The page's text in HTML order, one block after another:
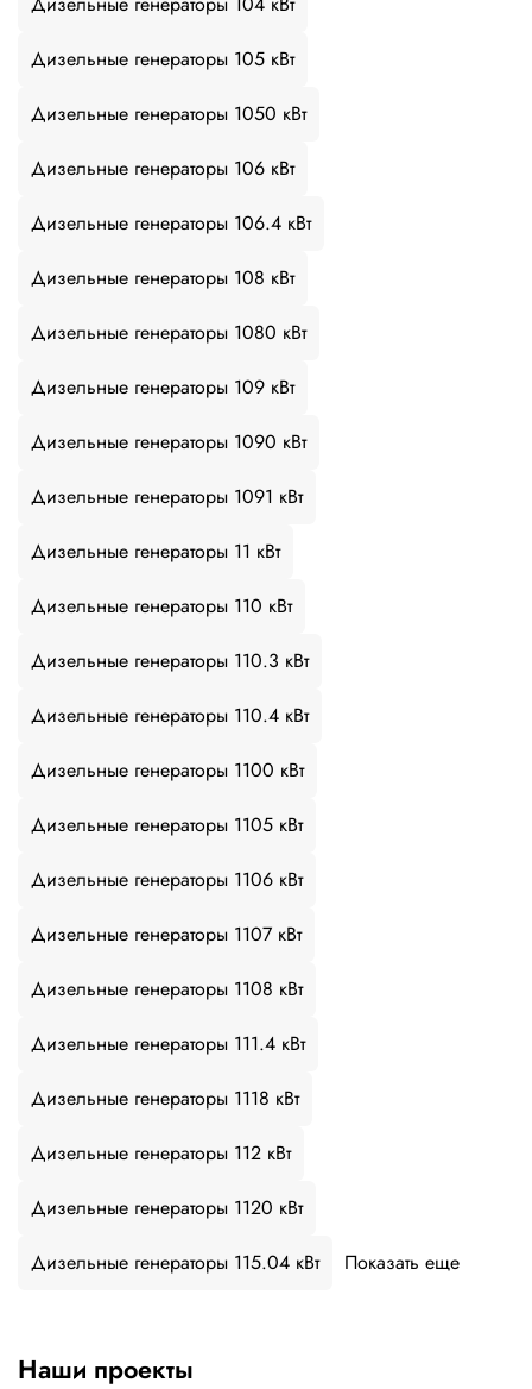
Дизельные генераторы 105 кВт
Дизельные генераторы 1050 кВт
Дизельные генераторы 106 кВт
Дизельные генераторы 106.4 кВт
Дизельные генераторы 108 кВт
Дизельные генераторы 1080 кВт
Дизельные генераторы 109 кВт
Дизельные генераторы 1090 кВт
Дизельные генераторы 1091 кВт
Дизельные генераторы 11 кВт
Дизельные генераторы 110 кВт
Дизельные генераторы 110.3 кВт
Дизельные генераторы 110.4 кВт
Дизельные генераторы 1100 кВт
Дизельные генераторы 1105 кВт
Дизельные генераторы 1106 кВт
Дизельные генераторы 1107 кВт
Дизельные генераторы 1108 кВт
Дизельные генераторы 111.4 кВт
Дизельные генераторы 1118 кВт
Дизельные генераторы 112 кВт
Дизельные генераторы 1120 кВт
Дизельные генераторы 115.04 кВт
Показать еще
Наши проекты